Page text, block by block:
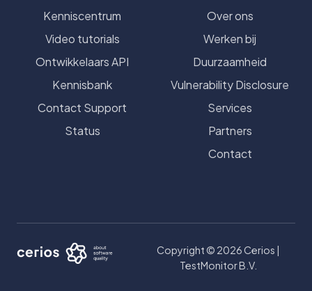
Kenniscentrum
Video tutorials
Ontwikkelaars API
Kennisbank
Contact Support
Status
Over ons
Werken bij
Duurzaamheid
Vulnerability Disclosure
Services
Partners
Contact
Copyright © 2026 Cerios |
TestMonitor B.V.